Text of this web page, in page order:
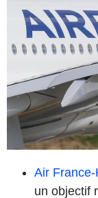
Air France-
un objectif